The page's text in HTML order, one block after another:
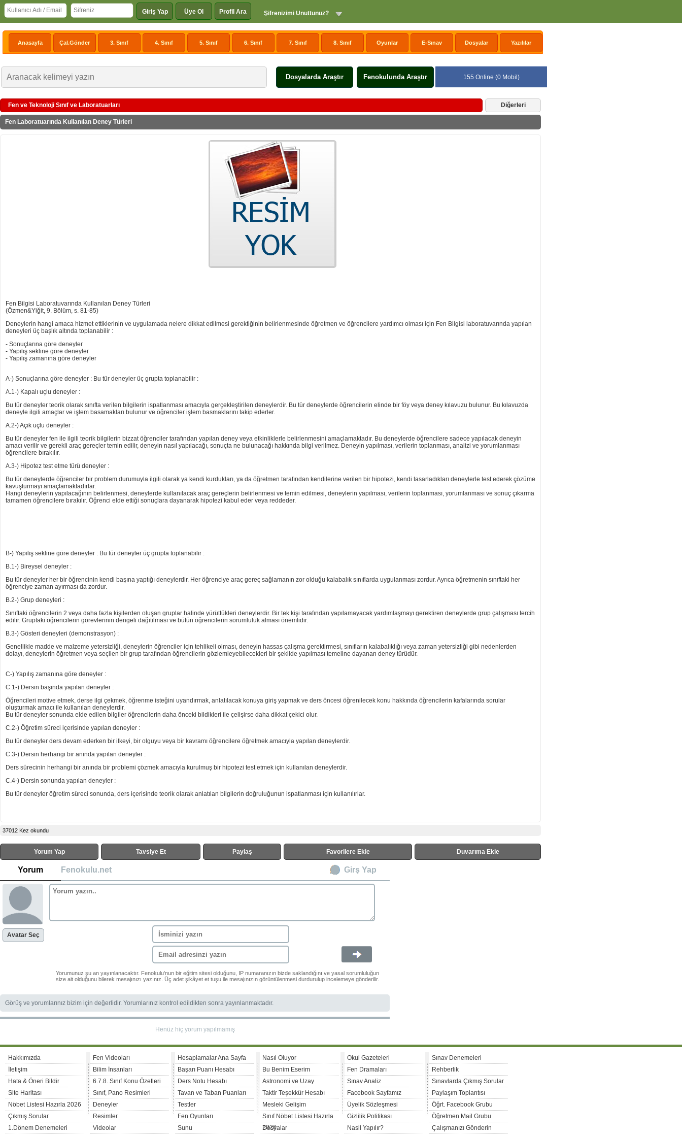
Giriş Yap Üye Ol Profil Ara Şifrenizimi Unuttunuz?
Anasayfa Çal.Gönder 3. Sınıf 4. Sınıf 5. Sınıf 6. Sınıf 7. Sınıf 8. Sınıf Oyunlar E-Sınav Dosyalar Yazılılar
Dosyalarda Araştır Fenokulunda Araştır 155 Online (0 Mobil)
Fen ve Teknoloji Sınıf ve Laboratuarları Diğerleri
Fen Laboratuarında Kullanılan Deney Türleri
Fen Bilgisi Laboratuvarında Kullanılan Deney Türleri
(Özmen&Yiğit, 9. Bölüm, s. 81-85)
Deneylerin hangi amaca hizmet ettiklerinin ve uygulamada nelere dikkat edilmesi gerektiğinin belirlenmesinde öğretmen ve öğrencilere yardımcı olması için Fen Bilgisi laboratuvarında yapılan
deneyleri üç başlık altında toplanabilir :
- Sonuçlarına göre deneyler
- Yapılış sekline göre deneyler
- Yapılış zamanına göre deneyler
A-) Sonuçlarına göre deneyler : Bu tür deneyler üç grupta toplanabilir :
A.1-) Kapalı uçlu deneyler :
Bu tür deneyler teorik olarak sınıfta verilen bilgilerin ispatlanması amacıyla gerçekleştirilen deneylerdir. Bu tür deneylerde öğrencilerin elinde bir föy veya deney kılavuzu bulunur. Bu kılavuzda
deneyle ilgili amaçlar ve işlem basamakları bulunur ve öğrenciler işlem basmaklarını takip ederler.
A.2-) Açık uçlu deneyler :
Bu tür deneyler fen ile ilgili teorik bilgilerin bizzat öğrenciler tarafından yapılan deney veya etkinliklerle belirlenmesini amaçlamaktadır. Bu deneylerde öğrencilere sadece yapılacak deneyin
amacı verilir ve gerekli araç gereçler temin edilir, deneyin nasıl yapılacağı, sonuçta ne bulunacağı hakkında bilgi verilmez. Deneyin yapılması, verilerin toplanması, analizi ve yorumlanması
öğrencilere bırakılır.
A.3-) Hipotez test etme türü deneyler :
Bu tür deneylerde öğrenciler bir problem durumuyla ilgili olarak ya kendi kurdukları, ya da öğretmen tarafından kendilerine verilen bir hipotezi, kendi tasarladıkları deneylerle test ederek çözüme
kavuşturmayı amaçlamaktadırlar.
Hangi deneylerin yapılacağının belirlenmesi, deneylerde kullanılacak araç gereçlerin belirlenmesi ve temin edilmesi, deneylerin yapılması, verilerin toplanması, yorumlanması ve sonuç çıkarma
tamamen öğrencilere bırakılır. Öğrenci elde ettiği sonuçlara dayanarak hipotezi kabul eder veya reddeder.
B-) Yapılış sekline göre deneyler : Bu tür deneyler üç grupta toplanabilir :
B.1-) Bireysel deneyler :
Bu tür deneyler her bir öğrencinin kendi başına yaptığı deneylerdir. Her öğrenciye araç gereç sağlamanın zor olduğu kalabalık sınıflarda uygulanması zordur. Ayrıca öğretmenin sınıftaki her
öğrenciye zaman ayırması da zordur.
B.2-) Grup deneyleri :
Sınıftaki öğrencilerin 2 veya daha fazla kişilerden oluşan gruplar halinde yürüttükleri deneylerdir. Bir tek kişi tarafından yapılamayacak yardımlaşmayı gerektiren deneylerde grup çalışması tercih
edilir. Gruptaki öğrencilerin görevlerinin dengeli dağıtılması ve bütün öğrencilerin sorumluluk alması önemlidir.
B.3-) Gösteri deneyleri (demonstrasyon) :
Genellikle madde ve malzeme yetersizliği, deneylerin öğrenciler için tehlikeli olması, deneyin hassas çalışma gerektirmesi, sınıfların kalabalıklığı veya zaman yetersizliği gibi nedenlerden
dolayı, deneylerin öğretmen veya seçilen bir grup tarafından öğrencilerin gözlemleyebilecekleri bir şekilde yapılması temeline dayanan deney türüdür.
C-) Yapılış zamanına göre deneyler :
C.1-) Dersin başında yapılan deneyler :
Öğrencileri motive etmek, derse ilgi çekmek, öğrenme isteğini uyandırmak, anlatılacak konuya giriş yapmak ve ders öncesi öğrenilecek konu hakkında öğrencilerin kafalarında sorular
oluşturmak amacı ile kullanılan deneylerdir.
Bu tür deneyler sonunda elde edilen bilgiler öğrencilerin daha önceki bildikleri ile çelişirse daha dikkat çekici olur.
C.2-) Öğretim süreci içerisinde yapılan deneyler :
Bu tür deneyler ders devam ederken bir ilkeyi, bir olguyu veya bir kavramı öğrencilere öğretmek amacıyla yapılan deneylerdir.
C.3-) Dersin herhangi bir anında yapılan deneyler :
Ders sürecinin herhangi bir anında bir problemi çözmek amacıyla kurulmuş bir hipotezi test etmek için kullanılan deneylerdir.
C.4-) Dersin sonunda yapılan deneyler :
Bu tür deneyler öğretim süreci sonunda, ders içerisinde teorik olarak anlatılan bilgilerin doğruluğunun ispatlanması için kullanılırlar.
37012 Kez okundu
Yorum Yap Tavsiye Et Paylaş Favorilere Ekle Duvarıma Ekle
Yorum Fenokulu.net Girş Yap
Avatar Seç
Yorumunuz şu an yayınlanacaktır. Fenokulu'nun bir eğitim sitesi olduğunu, IP numaranızın bizde saklandığını ve yasal sorumluluğun
size ait olduğunu bilerek mesajınızı yazınız. Üç adet şikâyet et tuşu ile mesajınızın görüntülenmesi durdurulup incelemeye gönderilir.
Görüş ve yorumlarınız bizim için değerlidir. Yorumlarınız kontrol edildikten sonra yayınlanmaktadır.
Henüz hiç yorum yapılmamış
Hakkımızda
İletişim
Hata & Öneri Bildir
Site Haritası
Nöbet Listesi Hazırla 2026
Çıkmış Sorular
1.Dönem Denemeleri
Fen Videoları
Bilim İnsanları
6.7.8. Sınıf Konu Özetleri
Sınıf, Pano Resimleri
Deneyler
Resimler
Videolar
Hesaplamalar Ana Sayfa
Başarı Puanı Hesabı
Ders Notu Hesabı
Tavan ve Taban Puanları
Testler
Fen Oyunları
Sunu
Nasıl Oluyor
Bu Benim Eserim
Astronomi ve Uzay
Taktir Teşekkür Hesabı
Mesleki Gelişim
Sınıf Nöbet Listesi Hazırla
2026
Dosyalar
Okul Gazeteleri
Fen Dramaları
Sınav Analiz
Facebook Sayfamız
Üyelik Sözleşmesi
Gizlilik Politikası
Nasil Yapılır?
Sınav Denemeleri
Rehberlik
Sınavlarda Çıkmış Sorular
Paylaşım Toplantısı
Öğrt. Facebook Grubu
Öğretmen Mail Grubu
Çalışmanızı Gönderin